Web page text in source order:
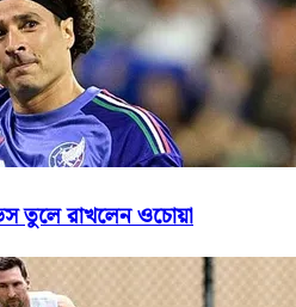
তুলে রাখলেন ওচোয়া